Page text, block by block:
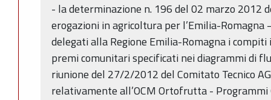
- la determinazione n. 196 del 02 marzo 2012
erogazioni in agricoltura per l’Emilia-Romagna
delegati alla Regione Emilia-Romagna i
premi comunitari specificati nei diagrammi di
riunione del 27/2/2012 del Comitato Tecnico
relativamente all’OCM Ortofrutta -